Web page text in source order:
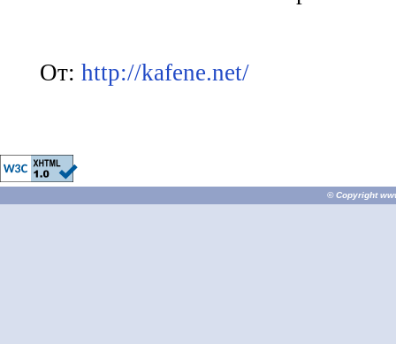
От: http://kafene.net/
© Copyright